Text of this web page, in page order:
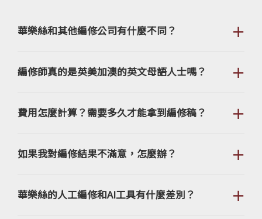
華樂絲和其他編修公司有什麼不同？ ＋
編修師真的是英美加澳的英文母語人士嗎？ ＋
費用怎麼計算？需要多久才能拿到編修稿？ ＋
如果我對編修結果不滿意，怎麼辦？ ＋
華樂絲的人工編修和AI工具有什麼差別？ ＋